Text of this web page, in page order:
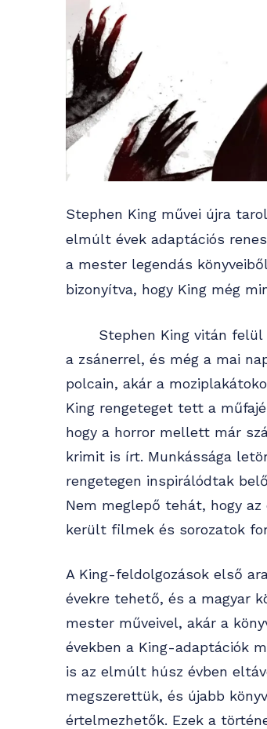
Stephen King művei újra
elmúlt évek adaptációs
a mester legendás
bizonyítva, hogy King még
Stephen King vitán felül a
a zsánerrel, és még a mai
polcain, akár a
King rengeteget tett a
hogy a horror mellett már
krimit is írt. Munkássága
rengetegen inspirálódtak
Nem meglepő tehát, hogy
került filmek és sorozatok
A King-feldolgozások első
évekre tehető, és a magyar
mester műveivel, akár a
években a King-adaptációk
is az elmúlt húsz évben
megszerettük, és újabb
értelmezhetők. Ezek a